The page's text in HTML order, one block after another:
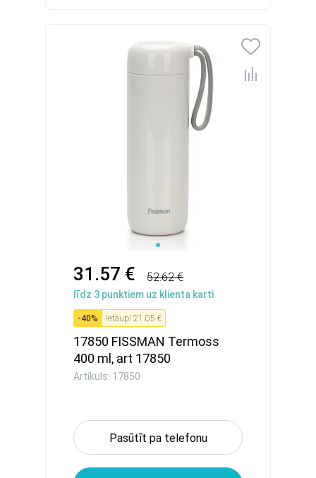
31.57 € 52.62 €
līdz 3 punktiem uz klienta karti
-40% Ietaupi 21.05 €
17850 FISSMAN Termoss
400 ml, art 17850
Artikuls: 17850
Pasūtīt pa telefonu